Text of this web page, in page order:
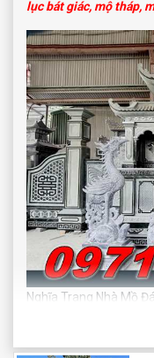
lục bát giác, mộ tháp,
Nghĩa Trang Nhà Mồ Đá